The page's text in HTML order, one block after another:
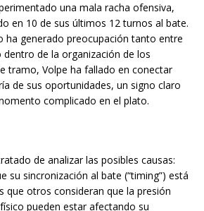
una mala racha ofensiva,
en 10 de sus últimos 12 turnos al bate.
ha generado preocupación tanto entre
de la organización de los
tramo, Volpe ha fallado en conectar
de sus oportunidades, un signo claro
complicado en el plato.
de analizar las posibles causas:
su sincronización al bate (“timing”) está
que otros consideran que la presión
pueden estar afectando su